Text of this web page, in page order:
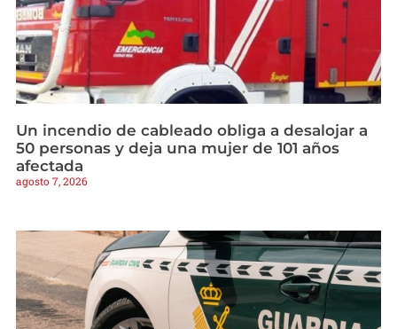
Un incendio de cableado obliga a desalojar a
50 personas y deja una mujer de 101 años
afectada
agosto 7, 2026